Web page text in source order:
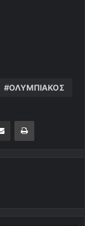
ΟΛΥΜΠΙΑΚΟΣ
Κοινοποίηση μέσω ηλεκτρονικού ταχυδρομείουΕκτύπωση